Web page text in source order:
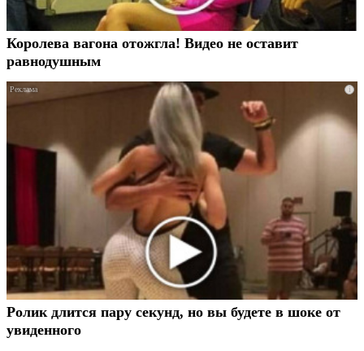
Королева вагона отожгла! Видео не оставит
равнодушным
i
Ролик длится пару секунд, но вы будете в шоке от
увиденного